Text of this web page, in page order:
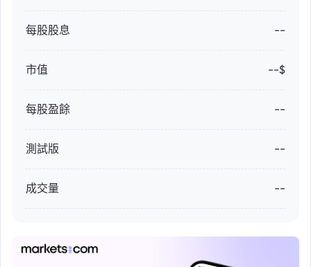
每股股息 --
市值 --$
每股盈餘 --
測試版 --
成交量 --